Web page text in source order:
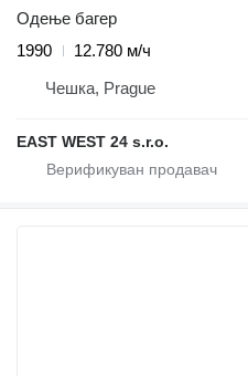
Одење багер
1990
12.780 м/ч
Чешка, Prague
EAST WEST 24 s.r.o.